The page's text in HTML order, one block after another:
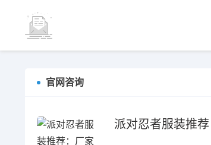
官网咨询
派对忍者服装推